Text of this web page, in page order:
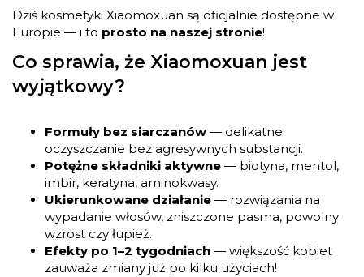
Dziś kosmetyki Xiaomoxuan są oficjalnie dostępne w
Europie — i to prosto na naszej stronie!
Co sprawia, że Xiaomoxuan jest
wyjątkowy?
Formuły bez siarczanów — delikatne
oczyszczanie bez agresywnych substancji.
Potężne składniki aktywne — biotyna, mentol,
imbir, keratyna, aminokwasy.
Ukierunkowane działanie — rozwiązania na
wypadanie włosów, zniszczone pasma, powolny
wzrost czy łupież.
Efekty po 1–2 tygodniach — większość kobiet
zauważa zmiany już po kilku użyciach!